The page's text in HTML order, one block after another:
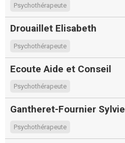
Psychothérapeute
Drouaillet Elisabeth
Psychothérapeute
Ecoute Aide et Conseil
Psychothérapeute
Gantheret-Fournier Sylvie
Psychothérapeute